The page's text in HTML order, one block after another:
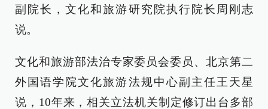
副院长，文化和旅游研究院执行院长周刚志
说。
文化和旅游部法治专家委员会委员、北京第二
外国语学院文化旅游法规中心副主任王天星
说，10年来，相关立法机关制定修订出台多部